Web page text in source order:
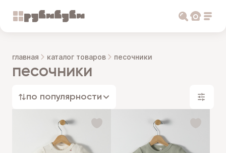
главная каталог товаров песочники
песочники
по популярности